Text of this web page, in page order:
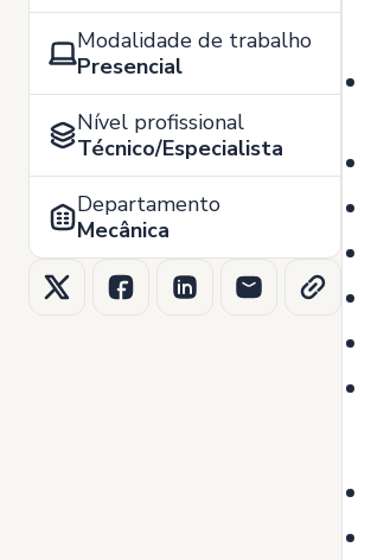
Modalidade de trabalho
Presencial
Nível profissional
Técnico/Especialista
Departamento
Mecânica